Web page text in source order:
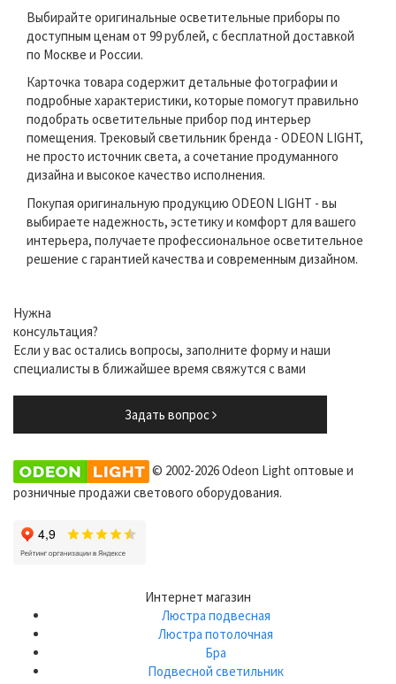
Выбирайте оригинальные осветительные приборы по
доступным ценам от 99 рублей, с бесплатной доставкой
по Москве и России.
Карточка товара содержит детальные фотографии и
подробные характеристики, которые помогут правильно
подобрать осветительные прибор под интерьер
помещения. Трековый светильник бренда - ODEON LIGHT,
не просто источник света, а сочетание продуманного
дизайна и высокое качество исполнения.
Покупая оригинальную продукцию ODEON LIGHT - вы
выбираете надежность, эстетику и комфорт для вашего
интерьера, получаете профессиональное осветительное
решение с гарантией качества и современным дизайном.
Нужна
консультация?
Если у вас остались вопросы, заполните форму и наши
специалисты в ближайшее время свяжутся с вами
Задать вопрос
© 2002-2026 Odeon Light оптовые и
розничные продажи светового оборудования.
Интернет магазин
Люстра подвесная
Люстра потолочная
Бра
Подвесной светильник